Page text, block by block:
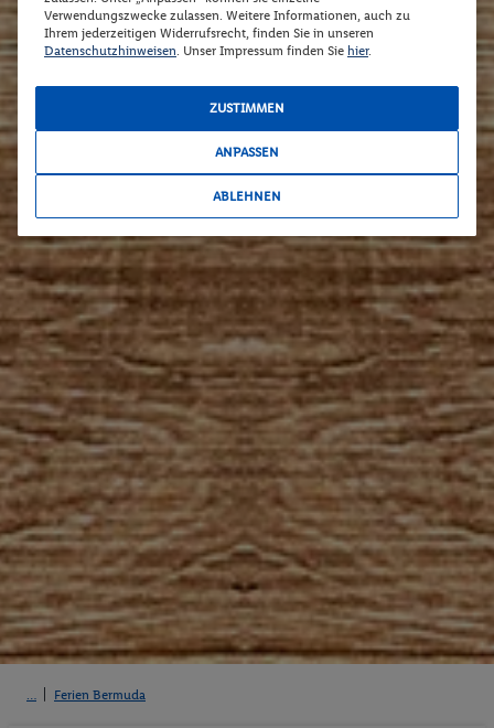
Ferien Bermuda
Verwendungszwecke zulassen. Weitere Informationen, auch zu
Ihrem jederzeitigen Widerrufsrecht, finden Sie in unseren
Datenschutzhinweisen. Unser Impressum finden Sie hier.
ZUSTIMMEN
ANPASSEN
ABLEHNEN